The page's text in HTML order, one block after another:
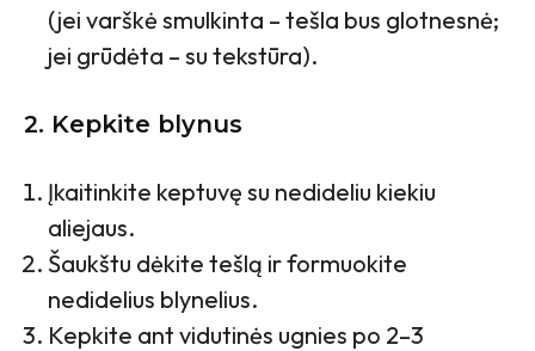
(jei varškė smulkinta – tešla bus glotnesnė;
jei grūdėta – su tekstūra).
2. Kepkite blynus
Įkaitinkite keptuvę su nedideliu kiekiu
aliejaus.
Šaukštu dėkite tešlą ir formuokite
nedidelius blynelius.
Kepkite ant vidutinės ugnies po 2–3